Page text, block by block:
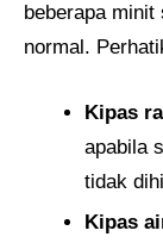
beberapa
normal.
Kipas
apabila
tidak
Kipas